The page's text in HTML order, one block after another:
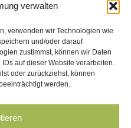
verwalten
verwenden wir Technologien wie
und/oder darauf
zustimmst, können wir Daten
auf dieser Website verarbeiten.
oder zurückziehst, können
werden.